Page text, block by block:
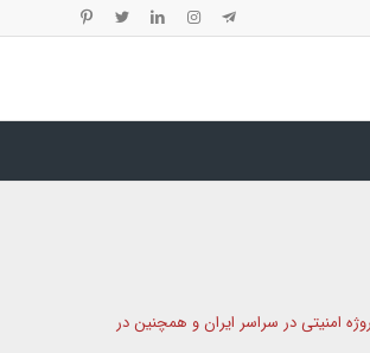
امنیتی در سراسر ایران و همچنین در